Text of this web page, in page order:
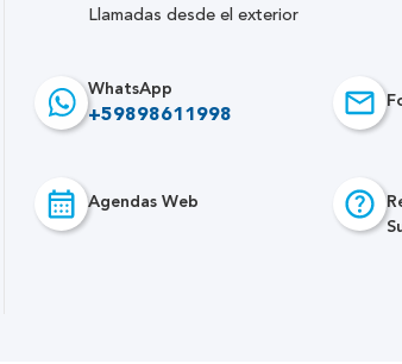
Llamadas desde el exterior
WhatsApp
+59898611998
Agendas Web